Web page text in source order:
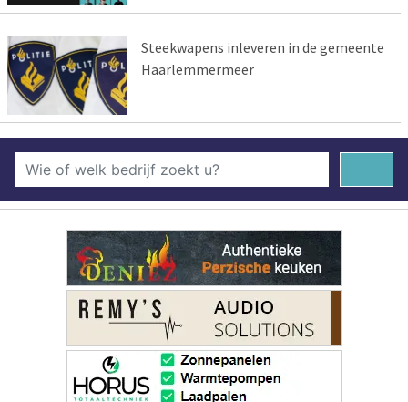
Steekwapens inleveren in de gemeente
Haarlemmermeer